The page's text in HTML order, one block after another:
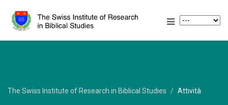
The Swiss Institute of Research in Biblical Studies Attività